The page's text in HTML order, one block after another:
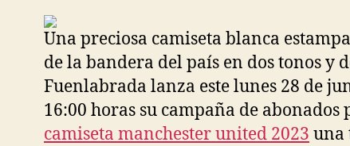
Una preciosa camiseta blanca
de la bandera del país en dos tonos y
Fuenlabrada lanza este lunes 28 de
16:00 horas su campaña de abonados
camiseta manchester united 2023 una